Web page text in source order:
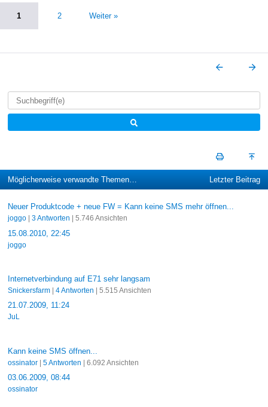
1 2 Weiter »
Möglicherweise verwandte Themen… Letzter Beitrag
Neuer Produktcode + neue FW = Kann keine SMS mehr öffnen...
joggo| 3 Antworten | 5.746 Ansichten
15.08.2010, 22:45
joggo
Internetverbindung auf E71 sehr langsam
Snickersfarm| 4 Antworten | 5.515 Ansichten
21.07.2009, 11:24
JuL
Kann keine SMS öffnen...
ossinator| 5 Antworten | 6.092 Ansichten
03.06.2009, 08:44
ossinator